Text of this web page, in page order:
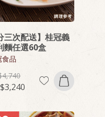
三次配送】桂冠義
麵任選60盒
食品
4,740
3,240